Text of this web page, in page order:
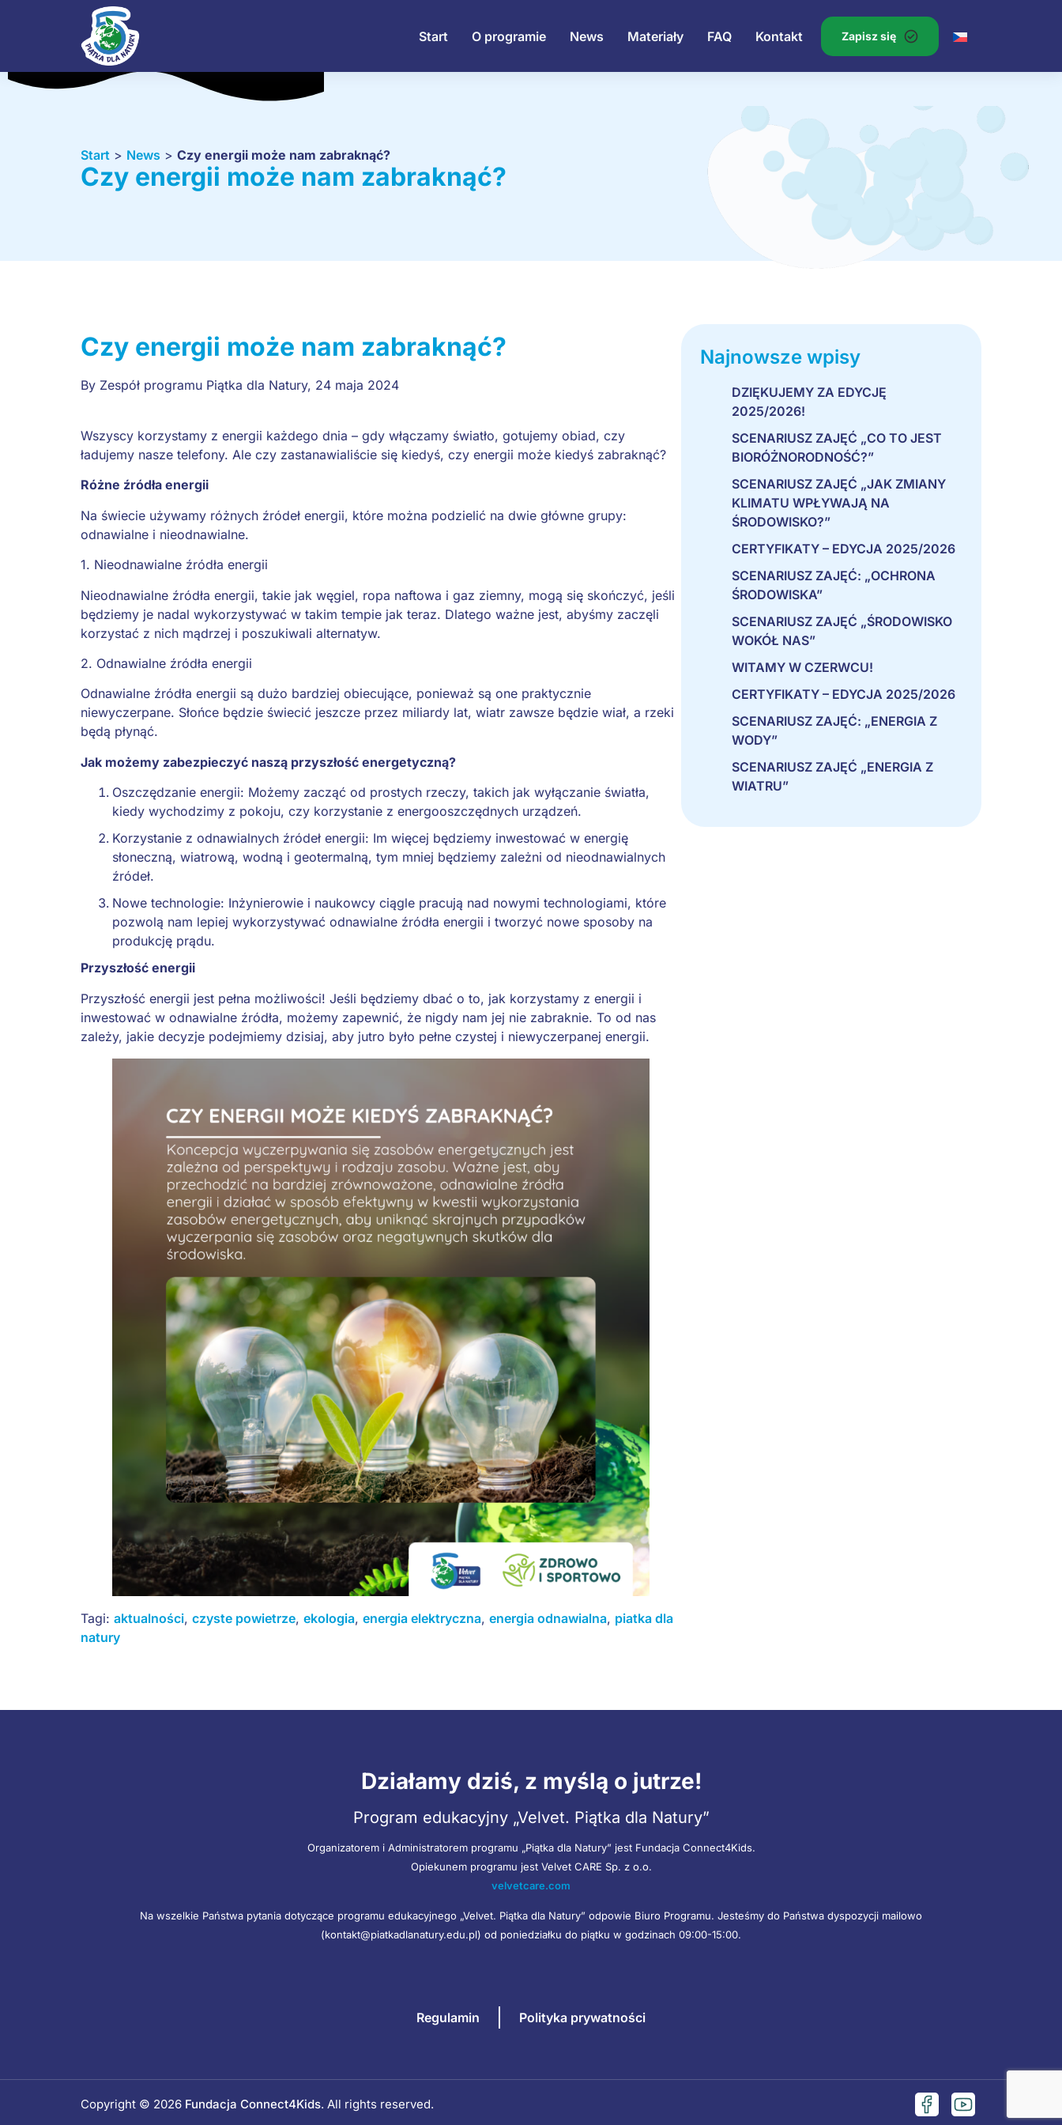
Start O programie News Materiały FAQ Kontakt Zapisz się
Start > News > Czy energii może nam zabraknąć?
Czy energii może nam zabraknąć?
Czy energii może nam zabraknąć?
By Zespół programu Piątka dla Natury, 24 maja 2024
Wszyscy korzystamy z energii każdego dnia – gdy włączamy światło, gotujemy obiad, czy
ładujemy nasze telefony. Ale czy zastanawialiście się kiedyś, czy energii może kiedyś zabraknąć?
Różne źródła energii
Na świecie używamy różnych źródeł energii, które można podzielić na dwie główne grupy:
odnawialne i nieodnawialne.
1. Nieodnawialne źródła energii
Nieodnawialne źródła energii, takie jak węgiel, ropa naftowa i gaz ziemny, mogą się skończyć, jeśli
będziemy je nadal wykorzystywać w takim tempie jak teraz. Dlatego ważne jest, abyśmy zaczęli
korzystać z nich mądrzej i poszukiwali alternatyw.
2. Odnawialne źródła energii
Odnawialne źródła energii są dużo bardziej obiecujące, ponieważ są one praktycznie
niewyczerpane. Słońce będzie świecić jeszcze przez miliardy lat, wiatr zawsze będzie wiał, a rzeki
będą płynąć.
Jak możemy zabezpieczyć naszą przyszłość energetyczną?
Oszczędzanie energii: Możemy zacząć od prostych rzeczy, takich jak wyłączanie światła,
kiedy wychodzimy z pokoju, czy korzystanie z energooszczędnych urządzeń.
Korzystanie z odnawialnych źródeł energii: Im więcej będziemy inwestować w energię
słoneczną, wiatrową, wodną i geotermalną, tym mniej będziemy zależni od nieodnawialnych
źródeł.
Nowe technologie: Inżynierowie i naukowcy ciągle pracują nad nowymi technologiami, które
pozwolą nam lepiej wykorzystywać odnawialne źródła energii i tworzyć nowe sposoby na
produkcję prądu.
Przyszłość energii
Przyszłość energii jest pełna możliwości! Jeśli będziemy dbać o to, jak korzystamy z energii i
inwestować w odnawialne źródła, możemy zapewnić, że nigdy nam jej nie zabraknie. To od nas
zależy, jakie decyzje podejmiemy dzisiaj, aby jutro było pełne czystej i niewyczerpanej energii.
Tagi: aktualności, czyste powietrze, ekologia, energia elektryczna, energia odnawialna, piatka dla
natury
Najnowsze wpisy
DZIĘKUJEMY ZA EDYCJĘ
2025/2026!
SCENARIUSZ ZAJĘĆ „CO TO JEST
BIORÓŻNORODNOŚĆ?”
SCENARIUSZ ZAJĘĆ „JAK ZMIANY
KLIMATU WPŁYWAJĄ NA
ŚRODOWISKO?”
CERTYFIKATY – EDYCJA 2025/2026
SCENARIUSZ ZAJĘĆ: „OCHRONA
ŚRODOWISKA”
SCENARIUSZ ZAJĘĆ „ŚRODOWISKO
WOKÓŁ NAS”
WITAMY W CZERWCU!
CERTYFIKATY – EDYCJA 2025/2026
SCENARIUSZ ZAJĘĆ: „ENERGIA Z
WODY”
SCENARIUSZ ZAJĘĆ „ENERGIA Z
WIATRU”
Działamy dziś, z myślą o jutrze!
Program edukacyjny „Velvet. Piątka dla Natury”
Organizatorem i Administratorem programu „Piątka dla Natury” jest Fundacja Connect4Kids.
Opiekunem programu jest Velvet CARE Sp. z o.o.
velvetcare.com
Na wszelkie Państwa pytania dotyczące programu edukacyjnego „Velvet. Piątka dla Natury” odpowie Biuro Programu. Jesteśmy do Państwa dyspozycji mailowo
(kontakt@piatkadlanatury.edu.pl) od poniedziałku do piątku w godzinach 09:00-15:00.
Regulamin Polityka prywatności
Copyright © 2026 Fundacja Connect4Kids. All rights reserved.